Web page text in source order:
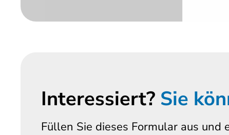
Interessiert? Sie
Füllen Sie dieses Formular aus